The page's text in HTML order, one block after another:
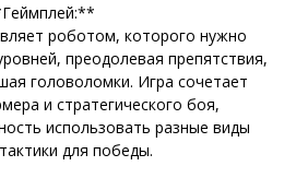
роботом, которого нужно
преодолевая препятствия,
головоломки. Игра сочетает
и стратегического боя,
использовать разные виды
для победы.